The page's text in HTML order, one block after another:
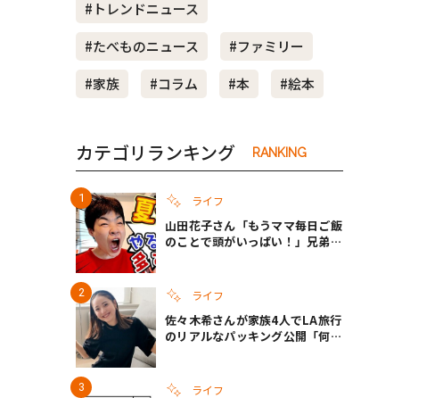
#トレンドニュース
#たべものニュース
#ファミリー
#家族
#コラム #本 #絵本
カテゴリランキング RANKING
ライフ
山田花子さん「もうママ毎日ご飯
のことで頭がいっぱい！」兄弟夏
ライフ
佐々木希さんが家族4人でLA旅行
のリアルなパッキング公開「何が
ライフ